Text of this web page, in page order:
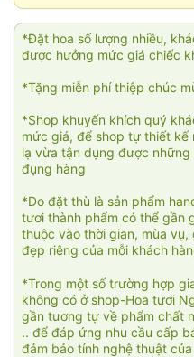
*Đặt hoa số lượng nhiều,
được hưởng mức giá chiếc
*Tặng miễn phí thiệp chúc
*Shop khuyến khích quý
mức giá, để shop tự thiết kế
lạ vừa tận dụng được
đụng hàng
*Do đặt thù là sản phẩm
tươi thành phẩm có thể gần
thuộc vào thời gian, mùa
đẹp riêng của mỗi khách
*Trong một số trường hợp
không có ở shop-Hoa tươi
gần tương tự về phẩm chất
.. để đáp ứng nhu cầu cấp
đảm bảo tính nghệ thuật